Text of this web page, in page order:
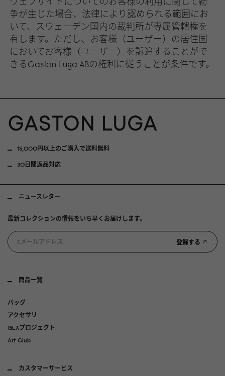
争が生じた場合、法律により認められる範囲にお
いて、スウェーデン国内の裁判所が専属管轄権を
有します。ただし、お客様（ユーザー）の居住国
においてお客様（ユーザー）を訴追することがで
きるGaston Luga ABの権利に従うことが条件です。
15,000円以上のご購入で送料無料
30日間返品対応
商品一覧
バッグ
アクセサリ
GLXプロジェクト
Art Club
カスタマーサービス
ニュースレター
最新コレクションの情報をいち早くお届けします。
登録する